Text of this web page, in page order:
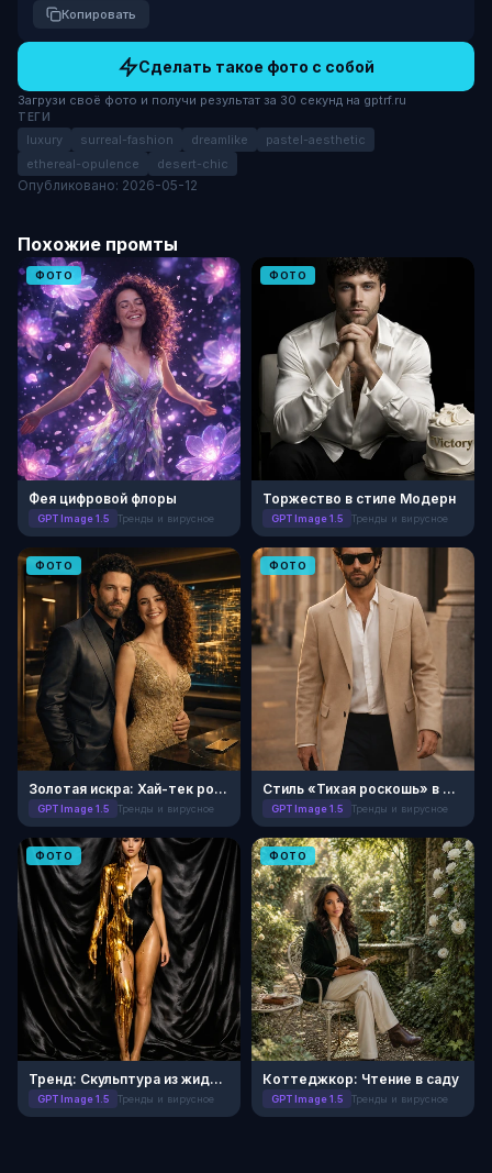
Копировать
Сделать такое фото с собой
Загрузи своё фото и получи результат за 30 секунд на gptrf.ru
ТЕГИ
luxury surreal-fashion dreamlike
pastel-aesthetic
ethereal-opulence
desert-chic
Опубликовано: 2026-05-12
Похожие промты
ФОТО
Фея цифровой флоры
GPT Image 1.5 Тренды и вирусное
ФОТО
Торжество в стиле Модерн
GPT Image 1.5 Тренды и вирусное
ФОТО
Золотая искра: Хай-тек роскошь
GPT Image 1.5 Тренды и вирусное
ФОТО
Стиль «Тихая роскошь» в Милане
GPT Image 1.5 Тренды и вирусное
ФОТО
Тренд: Скульптура из жидкого золота
GPT Image 1.5 Тренды и вирусное
ФОТО
Коттеджкор: Чтение в саду
GPT Image 1.5 Тренды и вирусное